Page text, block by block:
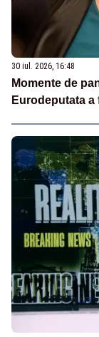
30 iul. 2026, 16:48
Momente de
Eurodeputata